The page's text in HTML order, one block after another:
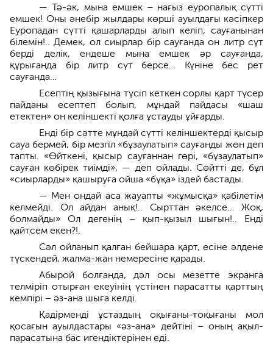
— Тә-әк, мына емшек – нағыз еуропалық сүтті
емшек! Оны әнебір жылдары көрші ауылдағы кәсіпкер
Еуропадан сүтті қашарларды алып келіп, сауғанынан
білемін!.. Демек, ол сиырлар бір сауғанда он литр сүт
берді делік, ендеше мына емшек әр сауғанда,
құрығанда бір литр сүт берсе… Күніне бес рет
сауғанда…
Есептің қызығына түсіп кеткен сорлы қарт түсер
пайданы есептеп болып, мұндай пайдасы «шаш
етектен» он келіншекті қолға ұстауды ұйғарды.
Енді бір сәтте мұндай сүтті келіншектерді қысыр
сауа бермей, бір мезгіл «бұзаулатып» сауғанды жөн деп
тапты. «Өйткені, қысыр сауғаннан гөрі, «бұзаулатып»
сауған көбірек тиімді», — деп ойлады. Сөйтті де, бұл
«сиырларды» қашыруға ойша «бұқа» іздей бастады.
— Мен ондай аса жауапты «жұмысқа» қабілетім
келмейді. Ол айдан анық!.. Сырттан әкелсе… Жоқ,
болмайды» Ол дегенің – қып-қызыл шығын!.. Енді
қайтсем екен?!.
Сәл ойланып қалған бейшара қарт, есіне әлдене
түскендей, жалма-жан немересіне қарады.
Абырой болғанда, дәл осы мезетте экранға
телміріп отырған екеуінің үстінен парасатты қарттың
кемпірі – әз-ана шыға келді.
Қадірменді ұстаздың оқығаны-тоқығаны мол
қосағын ауылдастары «әз-ана» дейтіні – оның ақыл-
парасатына бас игендіктерінен еді.